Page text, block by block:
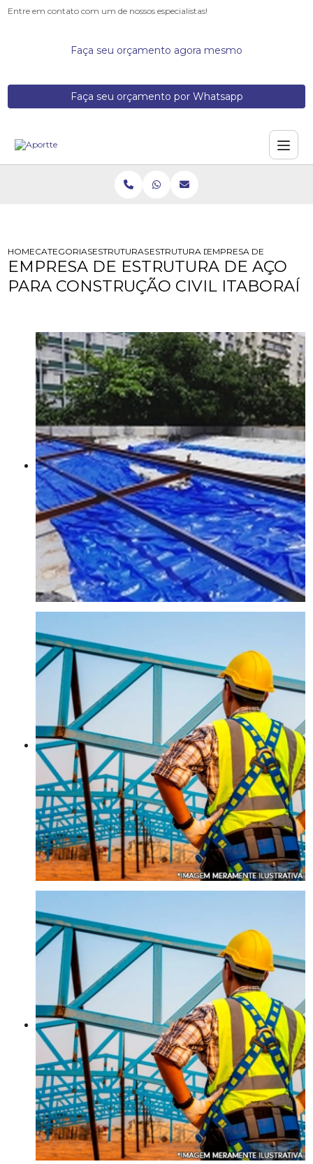
Entre em contato com um de nossos especialistas!
Faça seu orçamento agora mesmo
Faça seu orçamento por Whatsapp
HOMECATEGORIASESTRUTURAS DE ACOESTRUTURA DE ACO PARA
EMPRESA DE
EMPRESA DE ESTRUTURA DE AÇO
PARA CONSTRUÇÃO CIVIL ITABORAÍ